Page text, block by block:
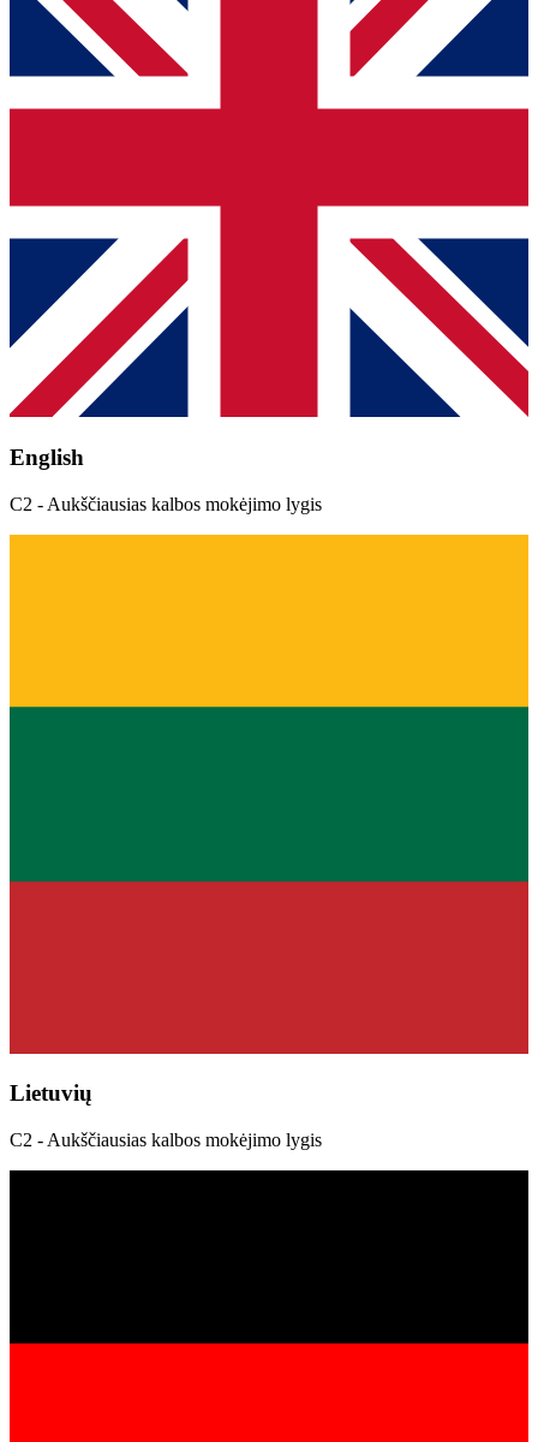
English
C2 - Aukščiausias kalbos mokėjimo lygis
Lietuvių
C2 - Aukščiausias kalbos mokėjimo lygis